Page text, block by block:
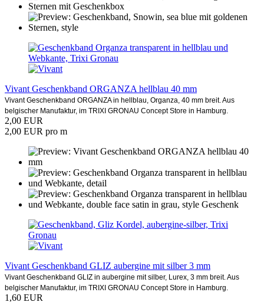
Vivant Geschenkband ORGANZA hellblau 40 mm
Vivant Geschenkband ORGANZA in hellblau, Organza, 40 mm breit. Aus
belgischer Manufaktur, im TRIXI GRONAU Concept Store in Hamburg.
2,00 EUR
2,00 EUR pro m
Vivant Geschenkband GLIZ aubergine mit silber 3 mm
Vivant Geschenkband GLIZ in aubergine mit silber, Lurex, 3 mm breit. Aus
belgischer Manufaktur, im TRIXI GRONAU Concept Store in Hamburg.
1,60 EUR